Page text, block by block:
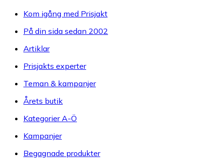
Kom igång med Prisjakt
På din sida sedan 2002
Artiklar
Prisjakts experter
Teman & kampanjer
Årets butik
Kategorier A-Ö
Kampanjer
Begagnade produkter